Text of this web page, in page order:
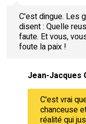
C'est dingue. Les
disent : Quelle
faute. Et vous,
foute la paix !
Jean-Jacques
C'est vrai
chanceuse
réalité qui